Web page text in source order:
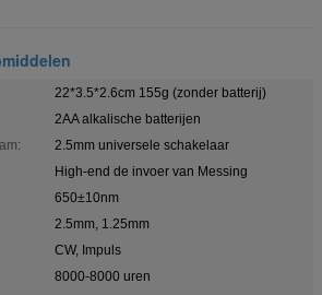
22*3.5*2.6cm 155g (zonder batterij)
2AA alkalische batterijen
2.5mm universele schakelaar
High-end de invoer van Messing
650±10nm
2.5mm, 1.25mm
CW, Impuls
8000-8000 uren